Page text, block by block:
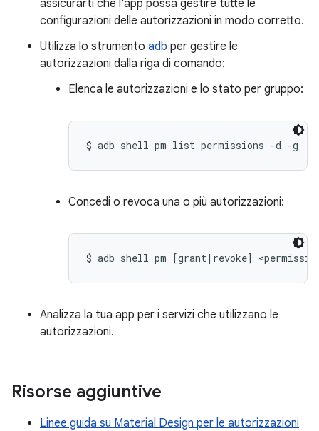
assicurarti che l'app possa gestire tutte le
configurazioni delle autorizzazioni in modo corretto.
Utilizza lo strumento adb per gestire le
autorizzazioni dalla riga di comando:
Elenca le autorizzazioni e lo stato per gruppo:
$ adb shell pm list permissions -d -g
Concedi o revoca una o più autorizzazioni:
$ adb shell pm [grant|revoke]
Analizza la tua app per i servizi che utilizzano le
autorizzazioni.
Risorse aggiuntive
Linee guida su Material Design per le autorizzazioni